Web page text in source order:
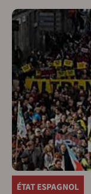
ÉTAT ESPAGNOL